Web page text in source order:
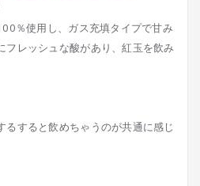
％使用し、ガス充填タイプで甘み
フレッシュな酸があり、紅玉を飲み
るすると飲めちゃうのが共通に感じ